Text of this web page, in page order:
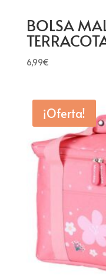
BOLSA
6,99€
¡Oferta!